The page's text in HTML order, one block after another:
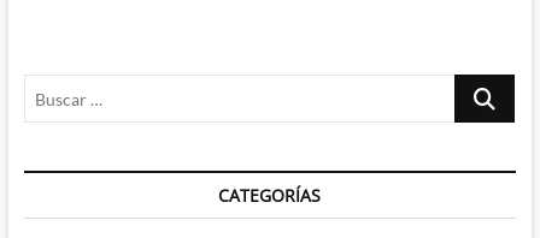
Buscar
CATEGORÍAS